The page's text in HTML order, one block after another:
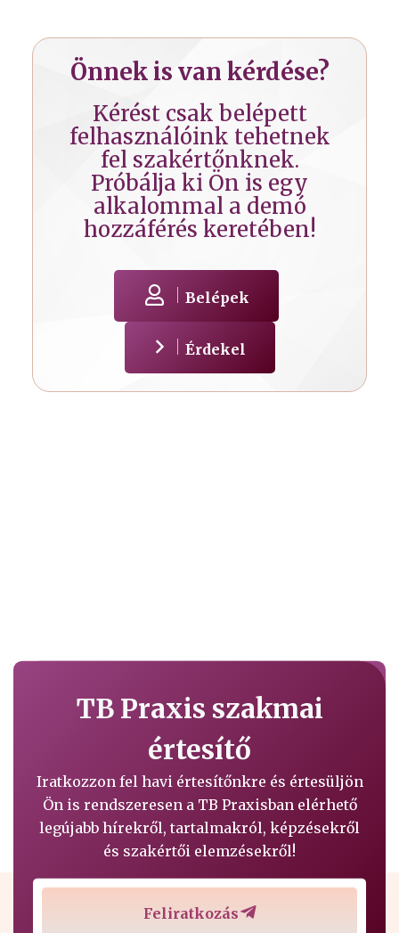
Önnek is van kérdése?
Kérést csak belépett
felhasználóink tehetnek
fel szakértőnknek.
Próbálja ki Ön is egy
alkalommal a demó
hozzáférés keretében!
Belépek
Érdekel
TB Praxis szakmai
értesítő
Iratkozzon fel havi értesítőnkre és értesüljön
Ön is rendszeresen a TB Praxisban elérhető
legújabb hírekről, tartalmakról, képzésekről
és szakértői elemzésekről!
Feliratkozás